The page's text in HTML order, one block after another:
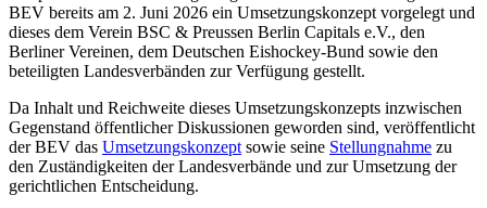
BEV bereits am 2. Juni 2026 ein Umsetzungskonzept vorgelegt und
dieses dem Verein BSC & Preussen Berlin Capitals e.V., den
Berliner Vereinen, dem Deutschen Eishockey-Bund sowie den
beteiligten Landesverbänden zur Verfügung gestellt.
Da Inhalt und Reichweite dieses Umsetzungskonzepts inzwischen
Gegenstand öffentlicher Diskussionen geworden sind, veröffentlicht
der BEV das Umsetzungskonzept sowie seine Stellungnahme zu
den Zuständigkeiten der Landesverbände und zur Umsetzung der
gerichtlichen Entscheidung.